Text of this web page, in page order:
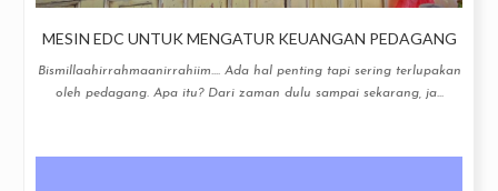
MESIN EDC UNTUK MENGATUR KEUANGAN PEDAGANG
Bismillaahirrahmaanirrahiim.... Ada hal penting tapi sering terlupakan
oleh pedagang. Apa itu? Dari zaman dulu sampai sekarang, ja...